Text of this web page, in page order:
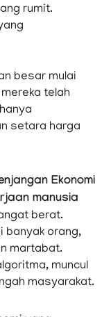
rumit.
besar mulai
telah
setara harga
Ekonomi
manusia
berat.
banyak orang,
martabat.
muncul
masyarakat.